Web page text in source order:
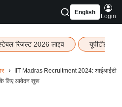
English
Login
रिजल्ट 2026 लाइव यूपीटीईटी
IIT Madras Recruitment 2024: आईआईटी
के लिए आवेदन शुरू